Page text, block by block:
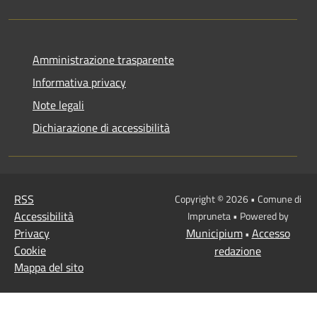
Amministrazione trasparente
Informativa privacy
Note legali
Dichiarazione di accessibilità
RSS
Accessibilità
Privacy
Cookie
Mappa del sito
Copyright © 2026 • Comune di
Impruneta • Powered by
Municipium• Accesso
redazione